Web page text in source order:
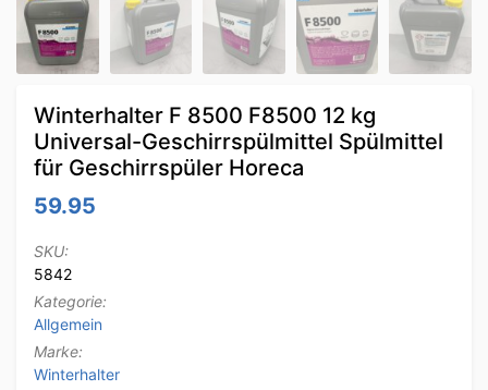
Winterhalter F 8500 F8500 12 kg
Universal-Geschirrspülmittel Spülmittel
für Geschirrspüler Horeca
59.95
SKU:
5842
Kategorie:
Allgemein
Marke:
Winterhalter